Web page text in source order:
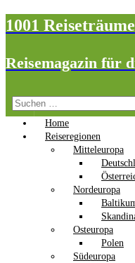
1001 Reiseträume
Reisemagazin für
Suchen
nach:
Home
Reiseregionen
Mitteleuropa
Nordeuropa
Osteuropa
Polen
Südeuropa